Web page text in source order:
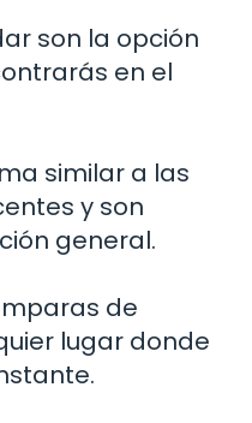
son la opción
en el
similar a las
y son
general.
de
lugar donde